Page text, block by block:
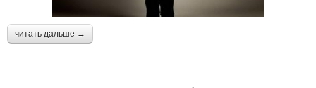
читать дальше →